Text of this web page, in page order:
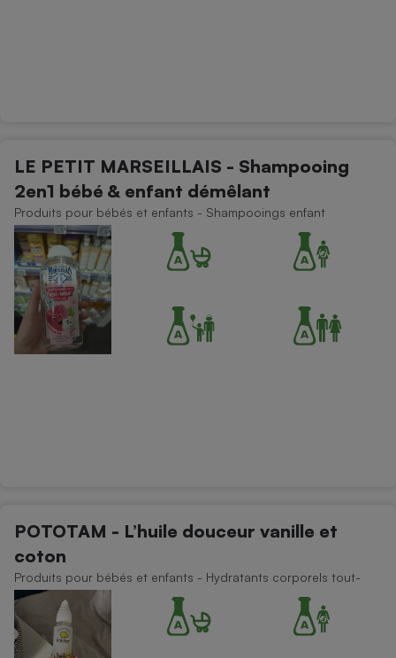
LE PETIT MARSEILLAIS - Shampooing
2en1 bébé & enfant démêlant
Produits pour bébés et enfants - Shampooings enfant
POTOTAM - L’huile douceur vanille et
coton
Produits pour bébés et enfants - Hydratants corporels tout-
petit